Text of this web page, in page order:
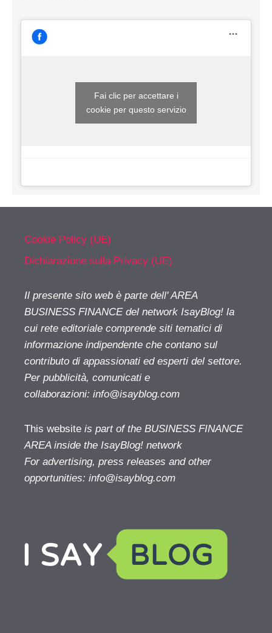
Fai clic per accettare i
cookie per questo servizio
Cookie Policy (UE)
Dichiarazione sulla Privacy (UE)
Il presente sito web è parte dell' AREA
BUSINESS FINANCE del network IsayBlog! la
cui rete editoriale comprende siti tematici di
informazione indipendente che contano sul
contributo di appassionati ed esperti del settore.
Per pubblicità, comunicati e
collaborazioni: info@isayblog.com
This website is part of the BUSINESS FINANCE
AREA inside the IsayBlog! network
For advertising, press releases and other
opportunities: info@isayblog.com